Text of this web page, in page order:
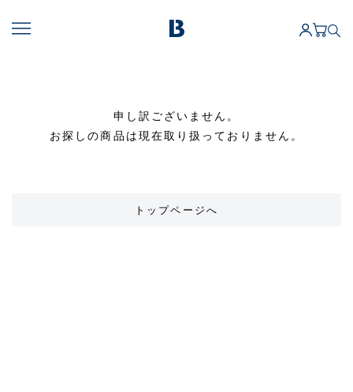
申し訳ございません。
お探しの商品は現在取り扱っておりません。
トップページへ